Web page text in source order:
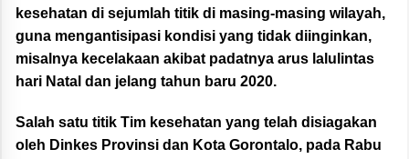
kesehatan di sejumlah titik di masing-masing wilayah,
guna mengantisipasi kondisi yang tidak diinginkan,
misalnya kecelakaan akibat padatnya arus lalulintas
hari Natal dan jelang tahun baru 2020.
Salah satu titik Tim kesehatan yang telah disiagakan
oleh Dinkes Provinsi dan Kota Gorontalo, pada Rabu